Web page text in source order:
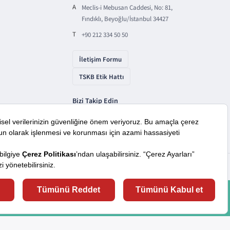
A
Meclis-i Mebusan Caddesi, No: 81,
Fındıklı, Beyoğlu/İstanbul 34427
T
+90 212 334 50 50
İletişim Formu
TSKB Etik Hattı
Bizi Takip Edin
faydalanıyoruz. Lütfen daha fazla bilgi almak